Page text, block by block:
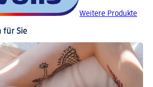
Weitere Produkte
für Sie